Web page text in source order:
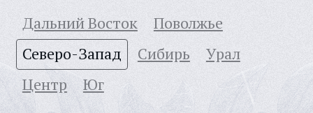
Дальний Восток
Поволжье
Северо-Запад
Сибирь
Урал
Центр
Юг